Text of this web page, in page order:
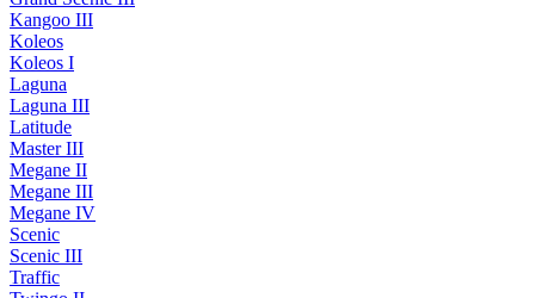
Kangoo III
Koleos
Koleos I
Laguna
Laguna III
Latitude
Master III
Megane II
Megane III
Megane IV
Scenic
Scenic III
Traffic